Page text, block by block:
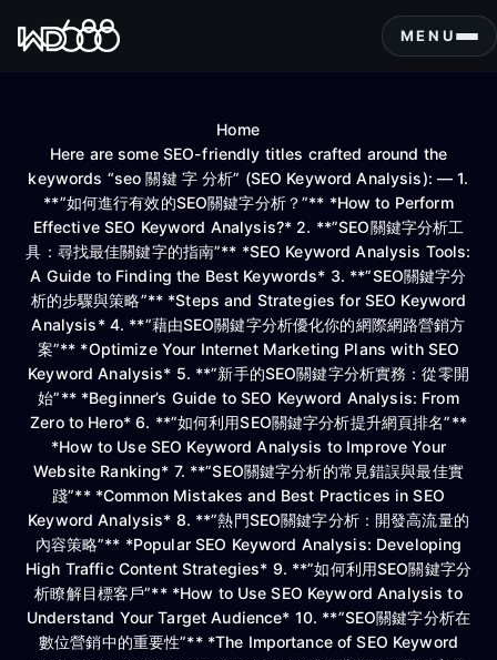
MENU
Home
Here are some SEO-friendly titles crafted around the
keywords “seo 關鍵 字 分析” (SEO Keyword Analysis): — 1.
**”如何進行有效的SEO關鍵字分析？”** *How to Perform
Effective SEO Keyword Analysis?* 2. **”SEO關鍵字分析工
具：尋找最佳關鍵字的指南”** *SEO Keyword Analysis Tools:
A Guide to Finding the Best Keywords* 3. **”SEO關鍵字分
析的步驟與策略”** *Steps and Strategies for SEO Keyword
Analysis* 4. **”藉由SEO關鍵字分析優化你的網際網路營銷方
案”** *Optimize Your Internet Marketing Plans with SEO
Keyword Analysis* 5. **”新手的SEO關鍵字分析實務：從零開
始”** *Beginner’s Guide to SEO Keyword Analysis: From
Zero to Hero* 6. **”如何利用SEO關鍵字分析提升網頁排名”**
*How to Use SEO Keyword Analysis to Improve Your
Website Ranking* 7. **”SEO關鍵字分析的常見錯誤與最佳實
踐”** *Common Mistakes and Best Practices in SEO
Keyword Analysis* 8. **”熱門SEO關鍵字分析：開發高流量的
內容策略”** *Popular SEO Keyword Analysis: Developing
High Traffic Content Strategies* 9. **”如何利用SEO關鍵字分
析瞭解目標客戶”** *How to Use SEO Keyword Analysis to
Understand Your Target Audience* 10. **”SEO關鍵字分析在
數位營銷中的重要性”** *The Importance of SEO Keyword